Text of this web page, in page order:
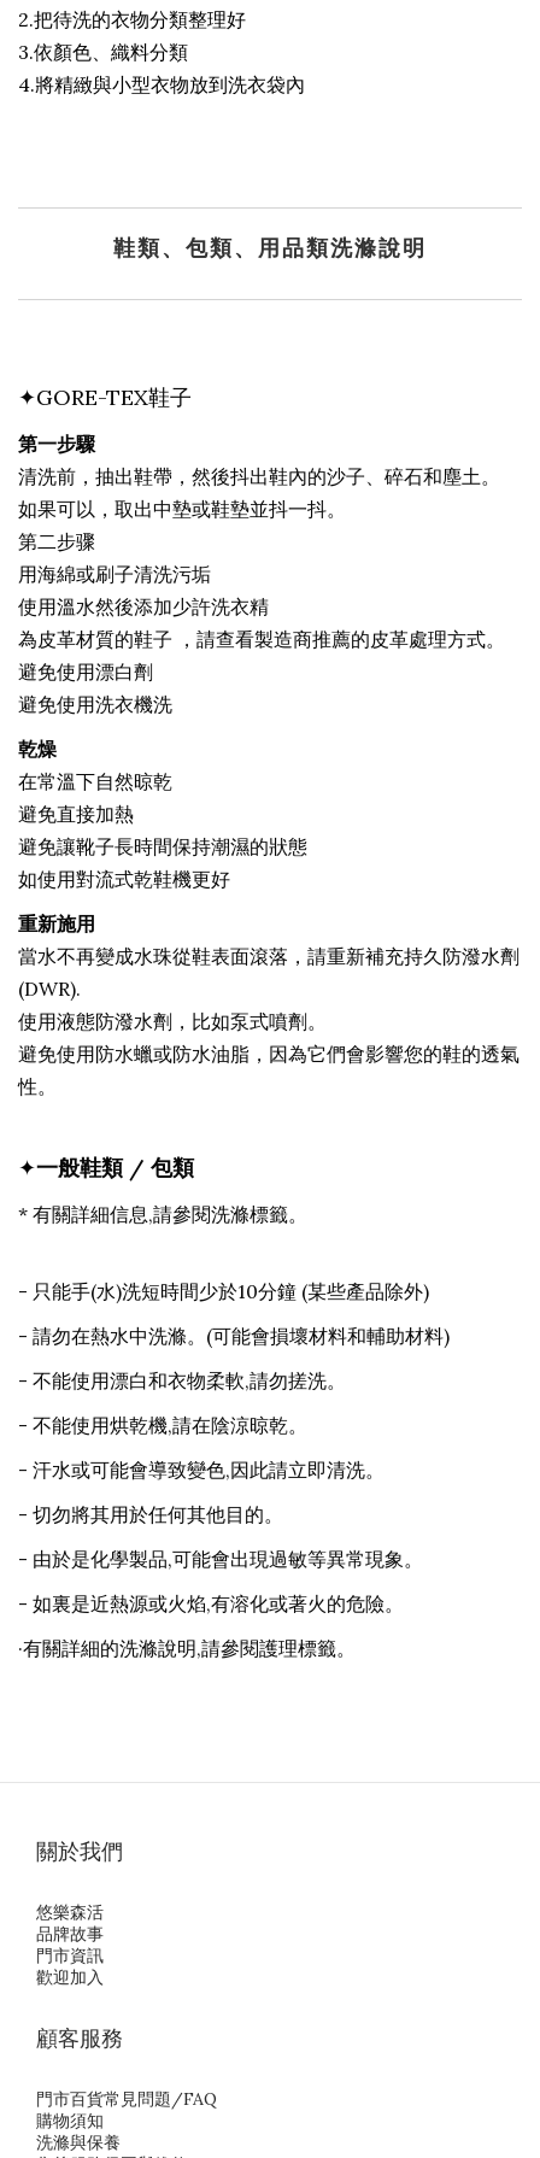
2.把待洗的衣物分類整理好
3.依顏色、織料分類
4.將精緻與小型衣物放到洗衣袋內
鞋類、包類、用品類洗滌說明
✦GORE-TEX鞋子
第一步驟
清洗前，抽出鞋帶，然後抖出鞋內的沙子、碎石和塵土。
如果可以，取出中墊或鞋墊並抖一抖。
第二步骤
用海綿或刷子清洗污垢
使用溫水然後添加少許洗衣精
為皮革材質的鞋子 ，請查看製造商推薦的皮革處理方式。
避免使用漂白劑
避免使用洗衣機洗
乾燥
在常溫下自然晾乾
避免直接加熱
避免讓靴子長時間保持潮濕的狀態
如使用對流式乾鞋機更好
重新施用
當水不再變成水珠從鞋表面滾落，請重新補充持久防潑水劑
(DWR).
使用液態防潑水劑，比如泵式噴劑。
避免使用防水蠟或防水油脂，因為它們會影響您的鞋的透氣
性。
✦一般鞋類 / 包類
* 有關詳細信息,請參閱洗滌標籤。
- 只能手(水)洗短時間少於10分鐘 (某些產品除外)
- 請勿在熱水中洗滌。(可能會損壞材料和輔助材料)
- 不能使用漂白和衣物柔軟,請勿搓洗。
- 不能使用烘乾機,請在陰涼晾乾。
- 汗水或可能會導致變色,因此請立即清洗。
- 切勿將其用於任何其他目的。
- 由於是化學製品,可能會出現過敏等異常現象。
- 如裏是近熱源或火焰,有溶化或著火的危險。
·有關詳細的洗滌說明,請參閱護理標籤。
關於我們
悠樂森活
品牌故事
門市資訊
歡迎加入
顧客服務
門市百貨常見問題/FAQ
購物須知
洗滌與保養